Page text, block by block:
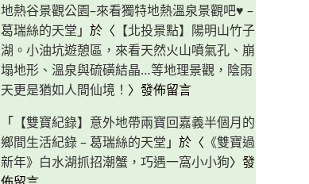
地熱谷景觀公園–來看獨特地熱溫泉景觀吧♥ –
葛瑞絲的天堂 」於〈 【北投景點】陽明山竹子
湖。小油坑遊憩區，來看天然火山噴氣孔、崩
塌地形、溫泉與硫磺結晶…等地理景觀，陰雨
天更是猶如人間仙境！ 〉發佈留言
「 【雙寶紀錄】意外地帶兩寶回嘉義半個月的
鄉間生活紀錄 – 葛瑞絲的天堂 」於〈 《雙寶過
新年》白水湖抓招潮蟹，巧遇一窩小小狗〉發